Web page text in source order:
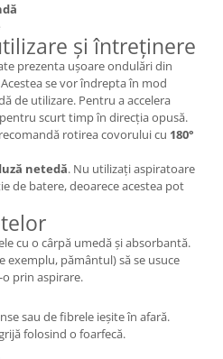
și întreținere
prezenta ușoare ondulări din
se vor îndrepta în mod
de utilizare. Pentru a accelera
scurt timp în direcția opusă.
rotirea covorului cu 180°
netedă. Nu utilizați aspiratoare
de batere, deoarece acestea pot
cu o cârpă umedă și absorbantă.
exemplu, pământul) să se usuce
prin aspirare.
sau de fibrele ieșite în afară.
folosind o foarfecă.